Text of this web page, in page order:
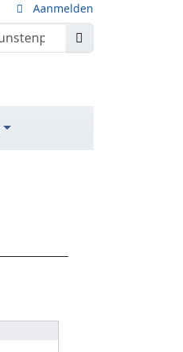
Aanmelden